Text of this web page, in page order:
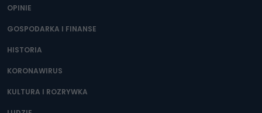
przekazanymi nam danymi?
Po wyrażeniu zgody na przetwarzanie danych osobowych,
mają Państwo prawo do żądania od Telewizji Kablowa
400) przy ul. Wolności 19 dostępu do danych osobowych
żądania ich sprostowania, usunięcia danych,
ograniczenia ich przetwarzania oraz prawo wniesienia
Do kiedy Państwa dane osobowe będą
OPINIE
GOSPODARKA I FINANSE
HISTORIA
KORONAWIRUS
KULTURA I ROZRYWKA